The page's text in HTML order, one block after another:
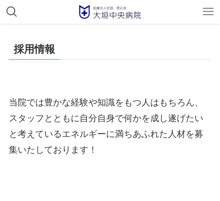
採用情報
当院では豊かな経験や知識をもつ人はもちろん、
スタッフとともに自分自身で何かを成し遂げたい
と考えているエネルギーに満ちあふれた人材を募
集いたしております！